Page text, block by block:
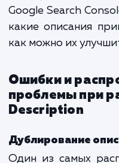
советы и
Плохой пример:
"Страница о
Первый
предоставляет
принятия решения